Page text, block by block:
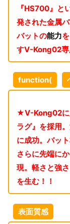
『HS700』と
発された金属
バットの能力
すV-Kong02
function(
★V-Kong02
ラグ』を採用
に成功。バッ
さらに先端に
現。軽さと強
を生む！！
表面質感